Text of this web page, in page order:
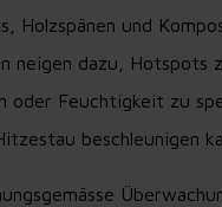
Holzspänen und
neigen dazu, Hotspots
oder Feuchtigkeit zu
beschleunigen